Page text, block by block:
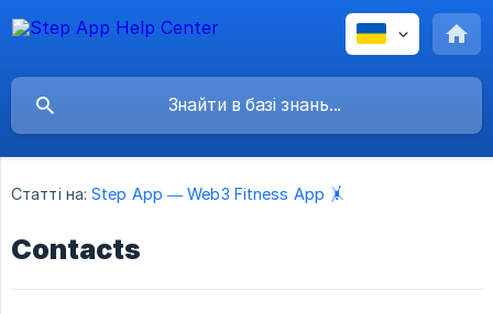
Статті на: Step App — Web3 Fitness App 🤸
Contacts